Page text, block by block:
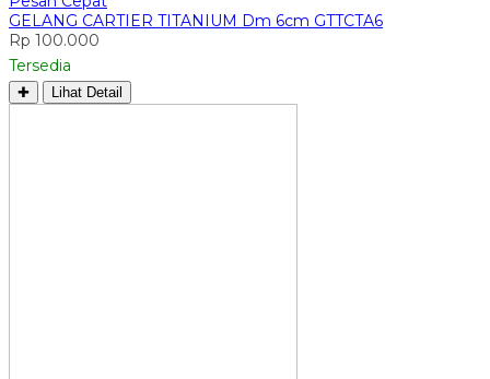
GELANG CARTIER TITANIUM Dm 6cm GTTCTA6
Rp 100.000
Tersedia
✚ Lihat Detail